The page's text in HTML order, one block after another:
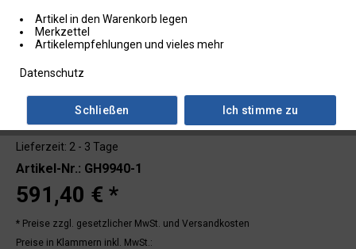
Lieferzeit: 2 - 3 Tage
Artikel-Nr.: GH9940-1
591,40 € *
* Preise zzgl. gesetzlicher MwSt. und Versandkosten
Preise in Klammern inkl. MwSt.:
Artikel in den Warenkorb legen
Merkzettel
Artikelempfehlungen und vieles mehr
Datenschutz
Ich stimme zu
Schließen